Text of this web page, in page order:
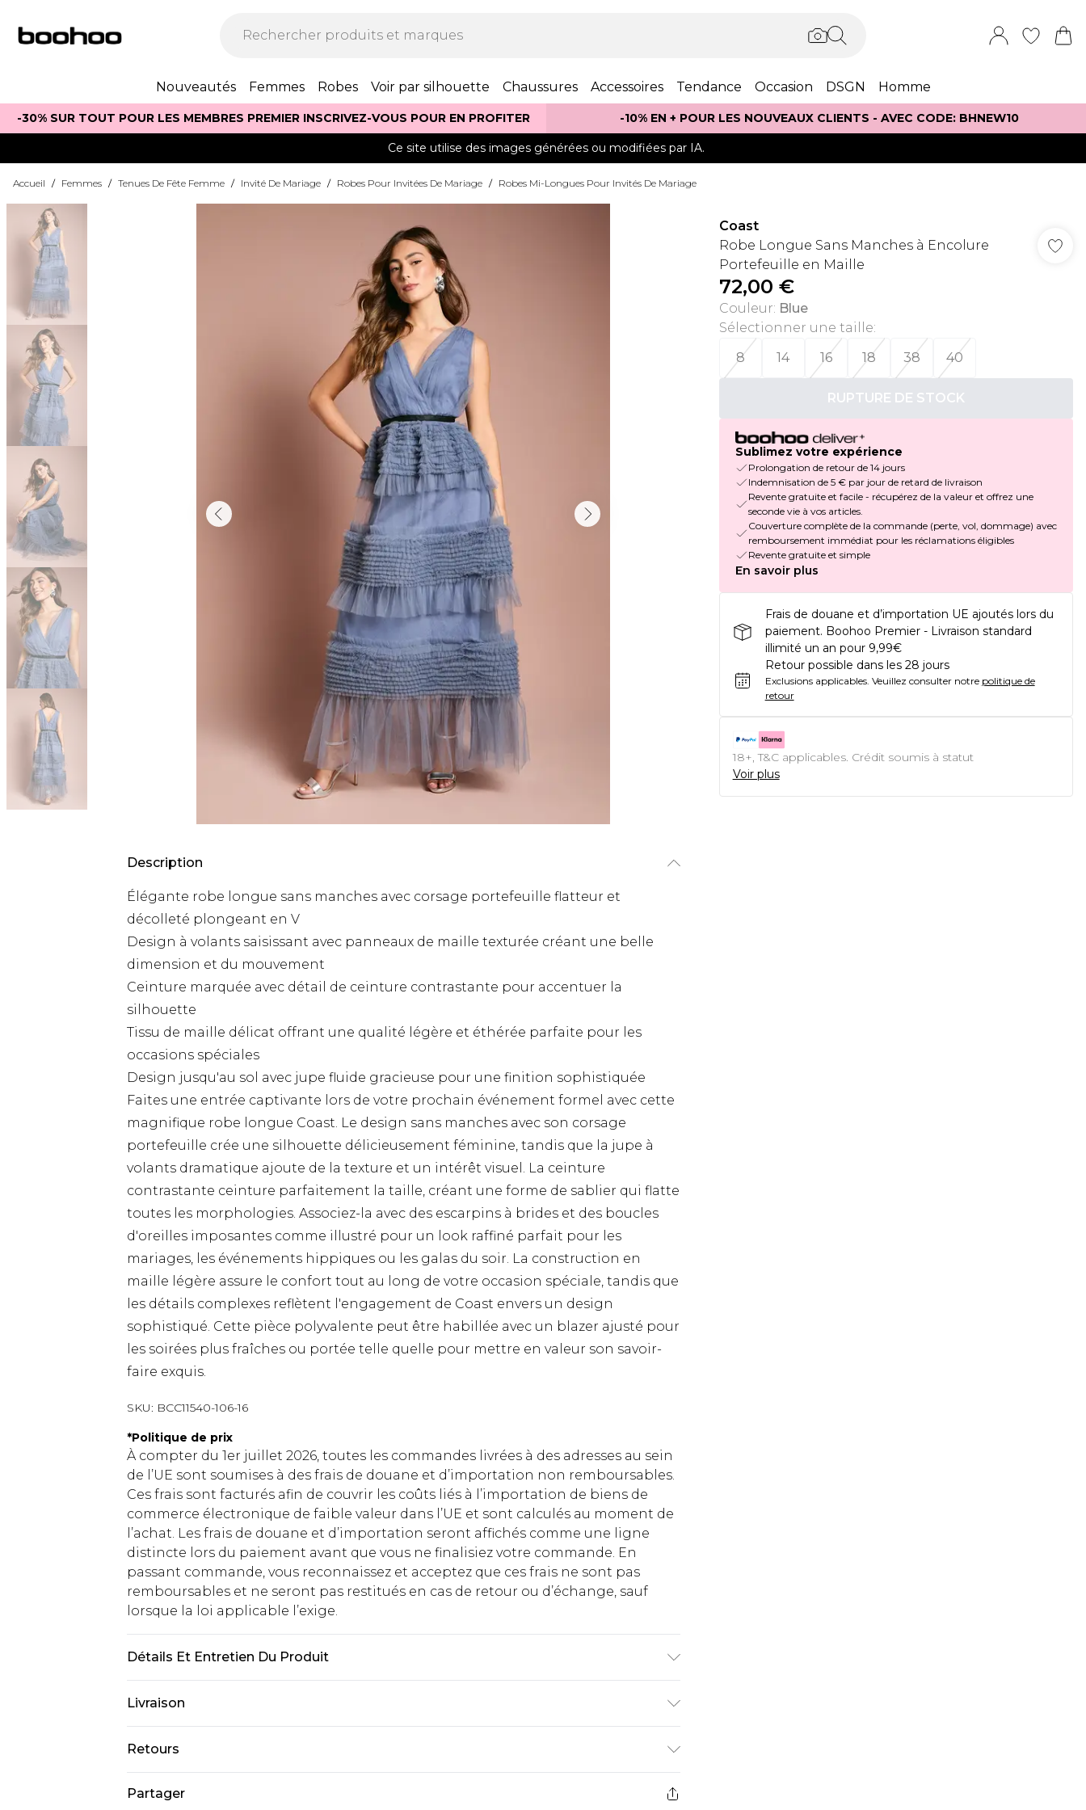
Nouveautés Femmes Robes Voir par silhouette Chaussures Accessoires Tendance Occasion DSGN Homme
-30% SUR TOUT POUR LES MEMBRES PREMIER INSCRIVEZ-VOUS POUR EN PROFITER -10% EN + POUR LES NOUVEAUX CLIENTS - AVEC CODE: BHNEW10
Ce site utilise des images générées ou modifiées par IA.
Accueil / Femmes / Tenues De Fête Femme / Invité De Mariage / Robes Pour Invitées De Mariage / Robes Mi-Longues Pour Invités De Mariage
Description
Élégante robe longue sans manches avec corsage portefeuille flatteur et
décolleté plongeant en V
Design à volants saisissant avec panneaux de maille texturée créant une belle
dimension et du mouvement
Ceinture marquée avec détail de ceinture contrastante pour accentuer la
silhouette
Tissu de maille délicat offrant une qualité légère et éthérée parfaite pour les
occasions spéciales
Design jusqu'au sol avec jupe fluide gracieuse pour une finition sophistiquée
Faites une entrée captivante lors de votre prochain événement formel avec cette
magnifique robe longue Coast. Le design sans manches avec son corsage
portefeuille crée une silhouette délicieusement féminine, tandis que la jupe à
volants dramatique ajoute de la texture et un intérêt visuel. La ceinture
contrastante ceinture parfaitement la taille, créant une forme de sablier qui flatte
toutes les morphologies. Associez-la avec des escarpins à brides et des boucles
d'oreilles imposantes comme illustré pour un look raffiné parfait pour les
mariages, les événements hippiques ou les galas du soir. La construction en
maille légère assure le confort tout au long de votre occasion spéciale, tandis que
les détails complexes reflètent l'engagement de Coast envers un design
sophistiqué. Cette pièce polyvalente peut être habillée avec un blazer ajusté pour
les soirées plus fraîches ou portée telle quelle pour mettre en valeur son savoir-
faire exquis.
SKU: BCC11540-106-16
*Politique de prix
À compter du 1er juillet 2026, toutes les commandes livrées à des adresses au sein
de l’UE sont soumises à des frais de douane et d’importation non remboursables.
Ces frais sont facturés afin de couvrir les coûts liés à l’importation de biens de
commerce électronique de faible valeur dans l’UE et sont calculés au moment de
l’achat. Les frais de douane et d’importation seront affichés comme une ligne
distincte lors du paiement avant que vous ne finalisiez votre commande. En
passant commande, vous reconnaissez et acceptez que ces frais ne sont pas
remboursables et ne seront pas restitués en cas de retour ou d’échange, sauf
lorsque la loi applicable l’exige.
Détails Et Entretien Du Produit
Livraison
Livraison standard France
€2.99
Livraison express France
€9.99
Retours
nous retourner un article.
Partager
Coast
Robe Longue Sans Manches à Encolure
Portefeuille en Maille
72,00 €
Couleur: Blue
Sélectionner une taille:
8
14 16 18 38 40
RUPTURE DE STOCK
Sublimez votre expérience
Prolongation de retour de 14 jours
Indemnisation de 5 € par jour de retard de livraison
Revente gratuite et facile - récupérez de la valeur et offrez une
seconde vie à vos articles.
Couverture complète de la commande (perte, vol, dommage) avec
remboursement immédiat pour les réclamations éligibles
Revente gratuite et simple
En savoir plus
Frais de douane et d’importation UE ajoutés lors du
paiement. Boohoo Premier - Livraison standard
illimité un an pour 9,99€
Retour possible dans les 28 jours
Exclusions applicables. Veuillez consulter notre politique de
retour
18+, T&C applicables. Crédit soumis à statut
Voir plus